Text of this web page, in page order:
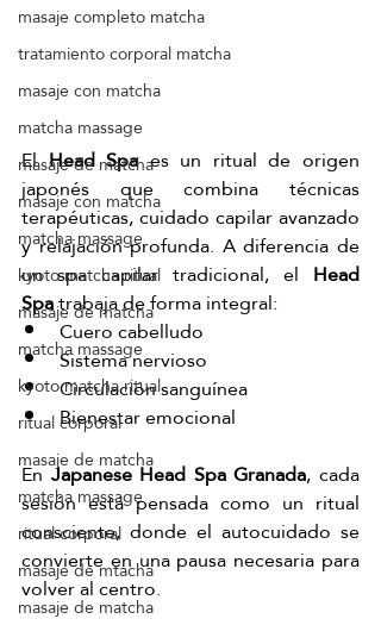
masaje completo matcha
tratamiento corporal matcha
masaje con matcha
matcha massage
masaje de matcha
masaje con matcha
matcha massage
kyoto matcha ritual
masaje de matcha
matcha massage
kyoto matcha ritual
ritual corporal
masaje de matcha
matcha massage
ritual corporal
masaje de mtacha
masaje de matcha
El Head Spa es un ritual de origen
japonés que combina técnicas
terapéuticas, cuidado capilar avanzado
y relajación profunda. A diferencia de
un spa capilar tradicional, el Head
Spa trabaja de forma integral:
Cuero cabelludo
Sistema nervioso
Circulación sanguínea
Bienestar emocional
En Japanese Head Spa Granada, cada
sesión está pensada como un ritual
consciente, donde el autocuidado se
convierte en una pausa necesaria para
volver al centro.